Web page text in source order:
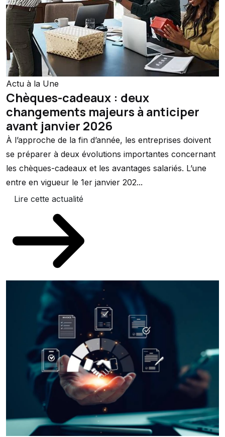
Actu à la Une
Chèques-cadeaux : deux
changements majeurs à anticiper
avant janvier 2026
À l’approche de la fin d’année, les entreprises doivent
se préparer à deux évolutions importantes concernant
les chèques-cadeaux et les avantages salariés. L’une
entre en vigueur le 1er janvier 202...
Lire cette actualité